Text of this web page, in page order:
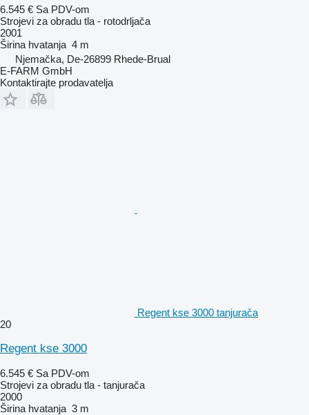
6.545 € Sa PDV-om
Strojevi za obradu tla - rotodrljača
2001
Širina hvatanja 4 m
Njemačka, De-26899 Rhede-Brual
E-FARM GmbH
Kontaktirajte prodavatelja
Regent kse 3000 tanjurača
20
Regent kse 3000
6.545 € Sa PDV-om
Strojevi za obradu tla - tanjurača
2000
Širina hvatanja 3 m